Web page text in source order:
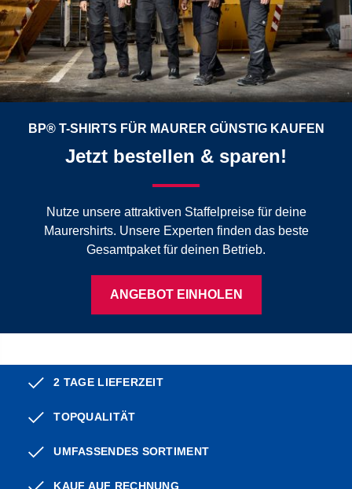
BP® T-SHIRTS FÜR MAURER GÜNSTIG KAUFEN
Jetzt bestellen & sparen!
Nutze unsere attraktiven Staffelpreise für deine
Maurershirts. Unsere Experten finden das beste
Gesamtpaket für deinen Betrieb.
ANGEBOT EINHOLEN
2 TAGE LIEFERZEIT
TOPQUALITÄT
UMFASSENDES SORTIMENT
KAUF AUF RECHNUNG